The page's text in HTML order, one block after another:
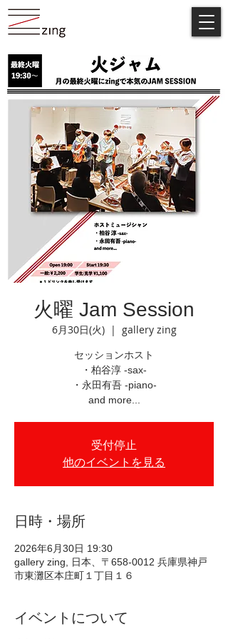
火曜 Jam Session
6月30日(火)
  |
gallery zing
セッションホスト
・柏谷淳 -sax-
・永田有吾 -piano-
and more...
受付停止
他のイベントを見る
日時・場所
2026年6月30日 19:30
gallery zing, 日本、〒658-0012 兵庫県神戸
市東灘区本庄町１丁目１６
イベントについて